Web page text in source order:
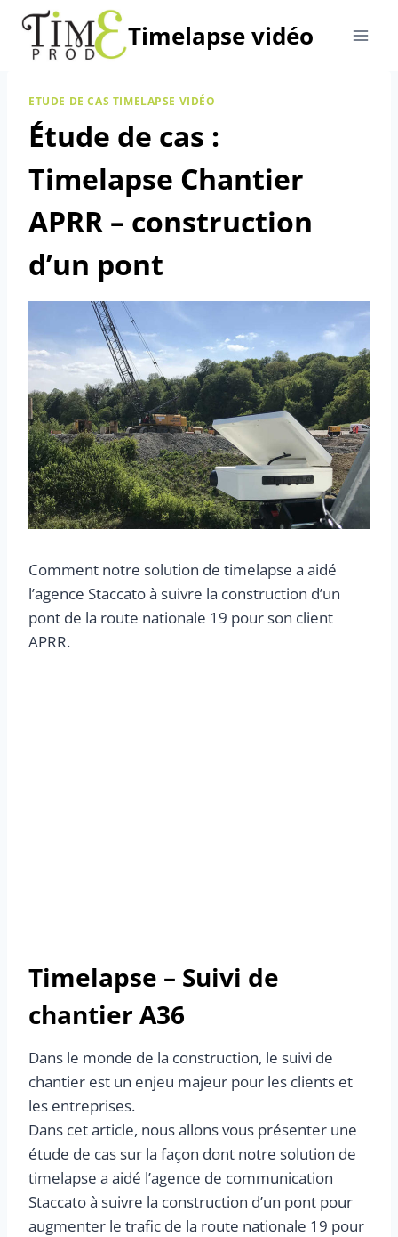
Aller
contenu
Timelapse vidéo
ETUDE DE CAS TIMELAPSE VIDÉO
Étude de cas :
Timelapse Chantier
APRR – construction
d’un pont
Comment notre solution de timelapse a aidé
l’agence Staccato à suivre la construction d’un
pont de la route nationale 19 pour son client
APRR.
Timelapse – Suivi de
chantier A36
Dans le monde de la construction, le suivi de
chantier est un enjeu majeur pour les clients et
les entreprises.
Dans cet article, nous allons vous présenter une
étude de cas sur la façon dont notre solution de
timelapse a aidé l’agence de communication
Staccato à suivre la construction d’un pont pour
augmenter le trafic de la route nationale 19 pour